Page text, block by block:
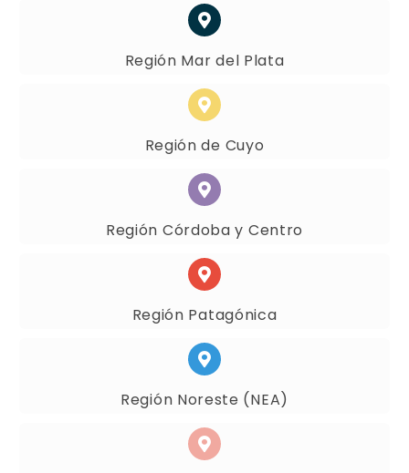
Región Mar del Plata
Región de Cuyo
Región Córdoba y Centro
Región Patagónica
Región Noreste (NEA)